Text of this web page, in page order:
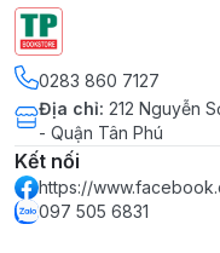
0283 860 7127
Địa chỉ: 212 Nguyễn
- Quận Tân Phú
Kết nối
https://
097 505 6831